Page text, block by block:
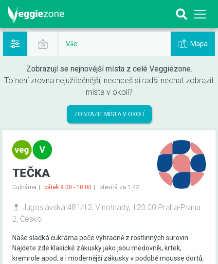
Vše Mapa
Zobrazují se nejnovější místa z celé Veggiezone.
To není zrovna nejužitečnější, nechceš si radši nechat zobrazit
místa v okolí?
ZOBRAZIT MÍSTA V OKOLÍ
TEČKA
Cukrárna pátek 9:00 - 18:00 otevírá za 1:42
Jugoslávská 481/12, Vinohrady, 120 00 Praha-Praha
2, Česko
Naše sladká cukrárna peče výhradně z rostlinných surovin.
Najdete zde klasické zákusky jako jsou medovník, krtek,
kremrole apod. a i modernější zákusky v podobě mousse dortů,